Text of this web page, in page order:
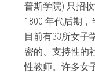
普斯学院) 只招
1800 年代后期
目前有33所女子
密的、支持性的
性教师。许多女